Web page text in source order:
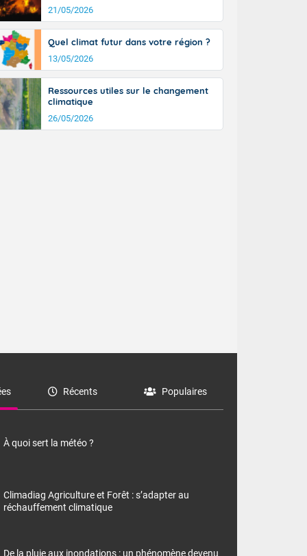
21/05/2026
Quel climat futur dans votre région ?
13/05/2026
Ressources utiles sur le changement
climatique
26/05/2026
Récents Populaires
À quoi sert la météo ?
Climadiag Agriculture et Forêt : s’adapter au
réchauffement climatique
De la pluie aux inondations : un phénomène devenu